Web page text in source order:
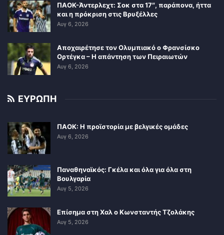
ΠΑΟΚ-Άντερλεχτ: Σοκ στα 17″, παράπονα, ήττα
και η πρόκριση στις Βρυξέλλες
Αυγ 6, 2026
Αποχαιρέτησε τον Ολυμπιακό ο Φρανσίσκο
Ορτέγκα – Η απάντηση των Πειραιωτών
Αυγ 6, 2026
ΕΥΡΩΠΗ
ΠΑΟΚ: Η προϊστορία με βελγικές ομάδες
Αυγ 6, 2026
Παναθηναϊκός: Γκέλα και όλα για όλα στη
Βουλγαρία
Αυγ 5, 2026
Επίσημα στη Χαλ ο Κωνσταντής Τζολάκης
Αυγ 5, 2026